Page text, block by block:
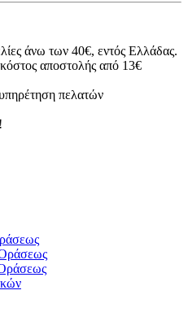
άνω των 40€, εντός Ελλάδας.
αποστολής από 13€
πελατών